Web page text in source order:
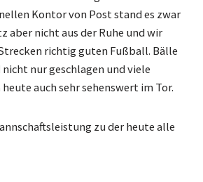
Kontor von Post stand es zwar
aber nicht aus der Ruhe und wir
richtig guten Fußball. Bälle
nur geschlagen und viele
auch sehr sehenswert im Tor.
zu der heute alle